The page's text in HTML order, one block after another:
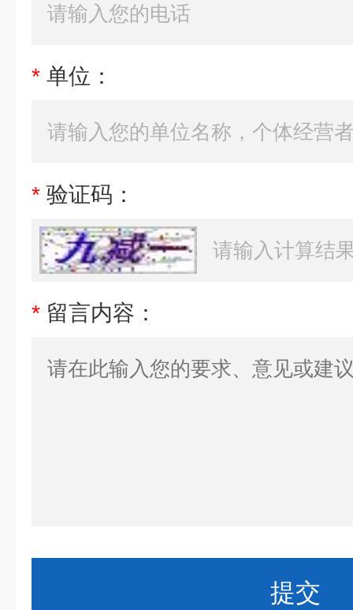
* 单位：
* 验证码：
* 留言内容：